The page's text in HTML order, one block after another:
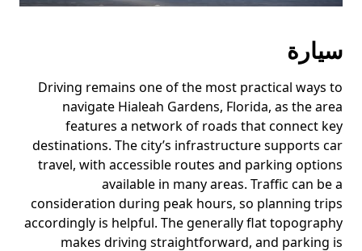
سيارة
Driving remains one of the most practical ways to
navigate Hialeah Gardens, Florida, as the area
features a network of roads that connect key
destinations. The city’s infrastructure supports car
travel, with accessible routes and parking options
available in many areas. Traffic can be a
consideration during peak hours, so planning trips
accordingly is helpful. The generally flat topography
makes driving straightforward, and parking is